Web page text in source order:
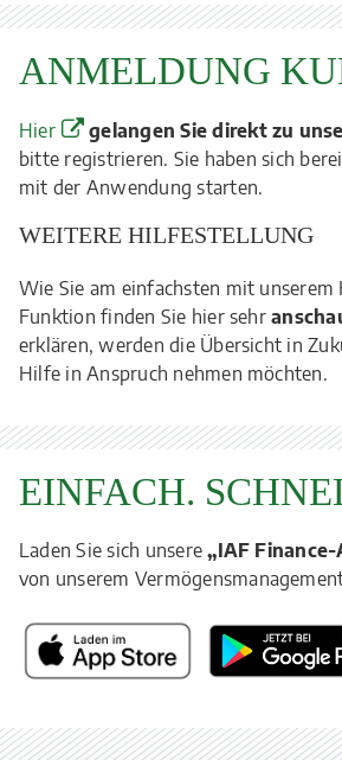
ANMELDUNG
Hier gelangen Sie direkt zu
bitte registrieren. Sie haben sich
mit der Anwendung starten.
WEITERE HILFESTELLUNG
Wie Sie am einfachsten mit unserem
Funktion finden Sie hier sehr
erklären, werden die Übersicht in
Hilfe in Anspruch nehmen möchten.
EINFACH.
Laden Sie sich unsere„IAF
von unserem